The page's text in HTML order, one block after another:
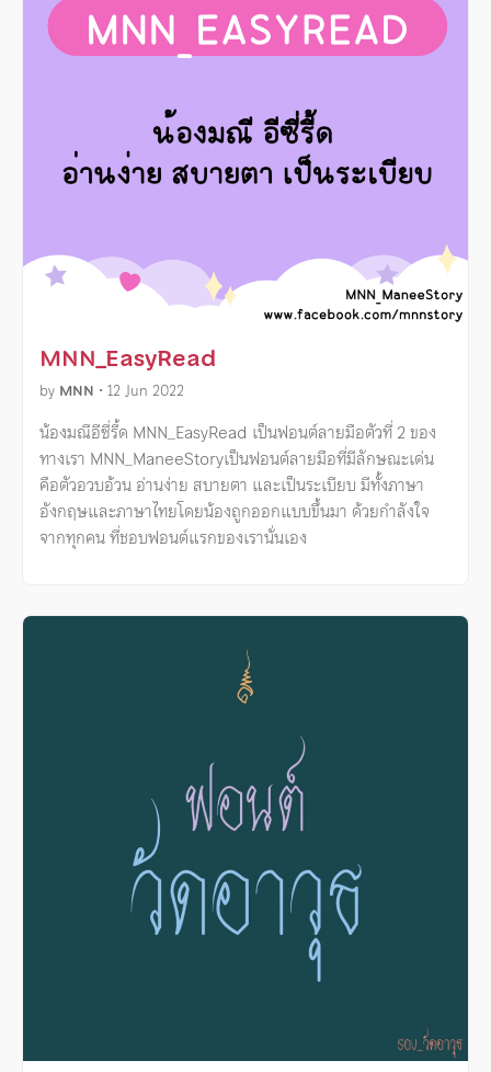
MNN_EasyRead
by MNN • 12 Jun 2022
น้องมณีอีซี่รี้ด MNN_EasyRead เป็นฟอนต์ลายมือตัวที่ 2 ของ
ทางเรา MNN_ManeeStoryเป็นฟอนต์ลายมือที่มีลักษณะเด่น
คือตัวอวบอ้วน อ่านง่าย สบายตา และเป็นระเบียบ มีทั้งภาษา
อังกฤษและภาษาไทยโดยน้องถูกออกแบบขึ้นมา ด้วยกำลังใจ
จากทุกคน ที่ชอบฟอนต์แรกของเรานั่นเอง